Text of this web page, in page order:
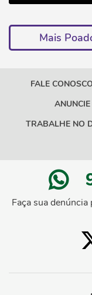
Mais
FALE CONOSCO
ANUNCIE
TRABALHE NO
Faça sua